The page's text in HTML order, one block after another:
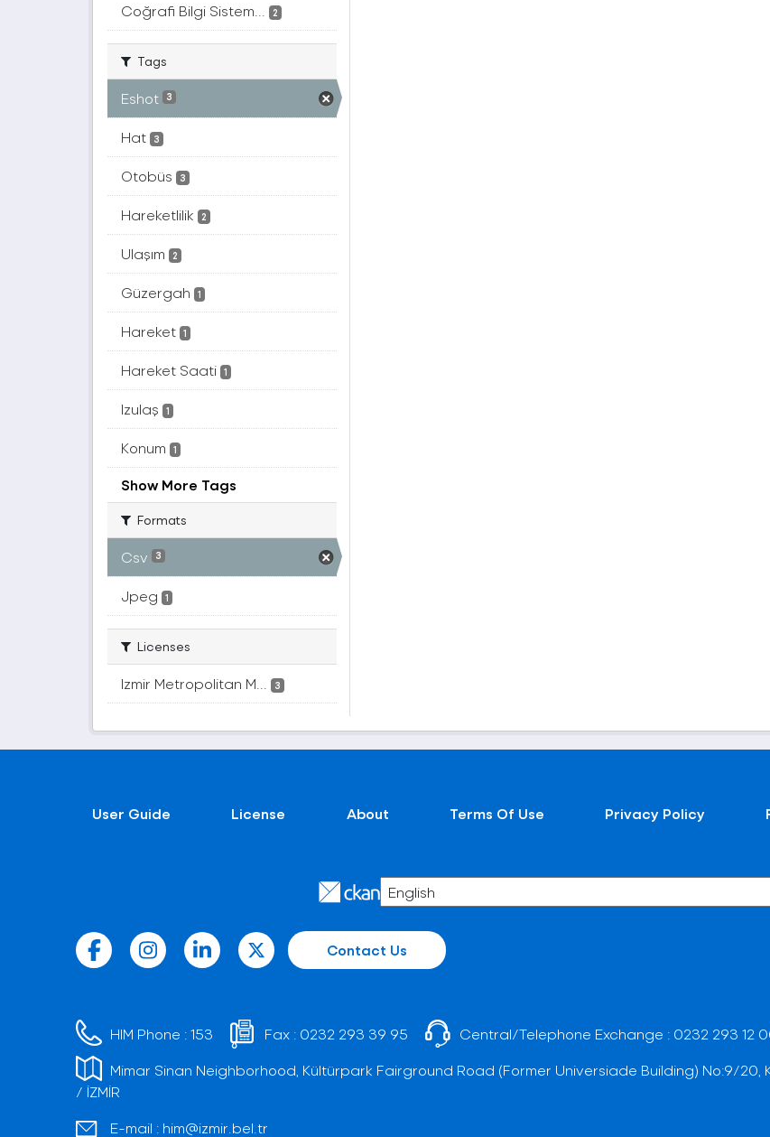
Coğrafi Bilgi Sistem... 2
Tags
Eshot 3
Hat 3
Otobüs 3
Hareketlilik 2
Ulaşım 2
Güzergah 1
Hareket 1
Hareket Saati 1
Izulaş 1
Konum 1
Show More Tags
Formats
Csv 3
Jpeg 1
Licenses
Izmir Metropolitan M... 3
User Guide License About Terms Of Use Privacy Policy
Contact Us
HIM Phone :153 Fax : 0232 293 39 95 Central/Telephone Exchange : 0232 293 12
Mimar Sinan Neighborhood, Kültürpark Fairground Road (Former Universiade Building) No:9/20,
/ İZMİR
E-mail : him@izmir.bel.tr